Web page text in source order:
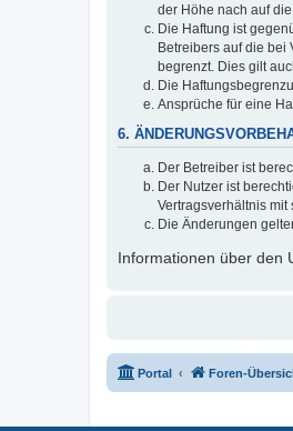
der Höhe nach auf
Die Haftung ist
Betreibers auf die bei
begrenzt. Dies gilt
Die
Ansprüche für eine
6.
Der Betreiber ist
Der Nutzer ist
Vertragsverhältnis mit
Die Änderungen
Informationen über den
Portal Foren-